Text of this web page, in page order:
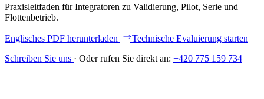
Praxisleitfaden für Integratoren zu Validierung, Pilot, Serie und
Flottenbetrieb.
Englisches PDF herunterladen
Technische Evaluierung starten
Schreiben Sie uns · Oder rufen Sie direkt an: +420 775 159 734